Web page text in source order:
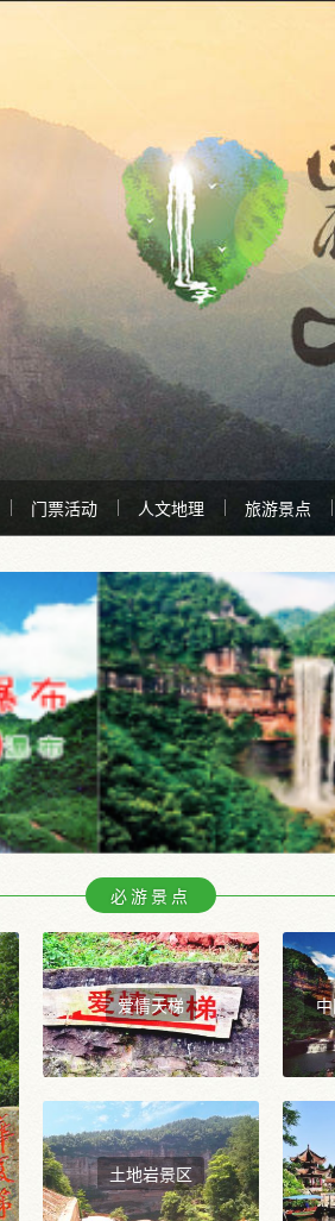
门票活动 人文地理 旅游景点
必游景点
爱情天梯
土地岩景区